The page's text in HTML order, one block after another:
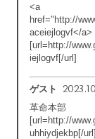
<a
href="http://
aceiejlogvf</a>
[url=http://
iejlogvf[/url]
ゲスト
革命本部
[url=http://
uhhiydjekbp[/url]